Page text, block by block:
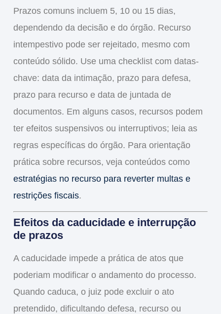
Prazos comuns incluem 5, 10 ou 15 dias,
dependendo da decisão e do órgão. Recurso
intempestivo pode ser rejeitado, mesmo com
conteúdo sólido. Use uma checklist com datas-
chave: data da intimação, prazo para defesa,
prazo para recurso e data de juntada de
documentos. Em alguns casos, recursos podem
ter efeitos suspensivos ou interruptivos; leia as
regras específicas do órgão. Para orientação
prática sobre recursos, veja conteúdos como
estratégias no recurso para reverter multas e
restrições fiscais.
Efeitos da caducidade e interrupção
de prazos
A caducidade impede a prática de atos que
poderiam modificar o andamento do processo.
Quando caduca, o juiz pode excluir o ato
pretendido, dificultando defesa, recurso ou